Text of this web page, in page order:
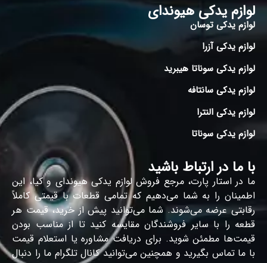
لوازم یدکی هیوندای
لوازم یدکی توسان
لوازم یدکی آزرا
لوازم یدکی سوناتا هیبرید
لوازم یدکی سانتافه
لوازم یدکی النترا
لوازم یدکی سوناتا
با ما در ارتباط باشید
ما در استار پارت، مرجع فروش لوازم یدکی هیوندای و کیا، این
اطمینان را به شما می‌دهیم که تمامی قطعات با قیمتی کاملاً
رقابتی عرضه می‌شوند. شما می‌توانید پیش از خرید، قیمت هر
قطعه را با سایر فروشندگان مقایسه کنید تا از مناسب بودن
قیمت‌ها مطمئن شوید. برای دریافت مشاوره یا استعلام قیمت
با ما تماس بگیرید و همچنین می‌توانید کانال تلگرام ما را دنبال